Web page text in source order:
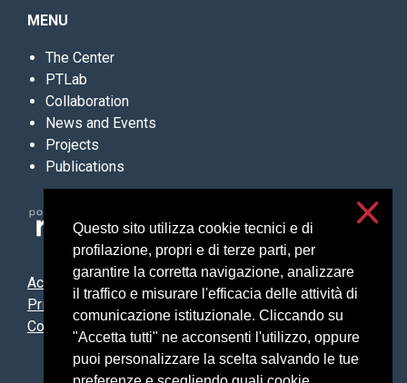
Questo sito utilizza cookie tecnici e di
profilazione, propri e di terze parti, per
garantire la corretta navigazione, analizzare
il traffico e misurare l'efficacia delle attività di
comunicazione istituzionale. Cliccando su
"Accetta tutti" ne acconsenti l'utilizzo, oppure
puoi personalizzare la scelta salvando le tue
MENU
The Center
PTLab
Collaboration
News and Events
Projects
Publications
Accessibilità
Privacy & cookies
Cookie settings